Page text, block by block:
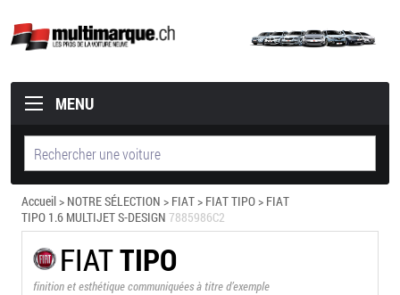
MENU
Accueil> NOTRE SÉLECTION > FIAT> FIAT TIPO> FIAT
TIPO 1.6 MULTIJET S-DESIGN 7885986C2
FIATTIPO
finition et esthétique communiquées à titre d’exemple